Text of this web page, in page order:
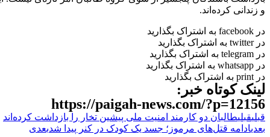
و زندانی کرده‌اند.
در facebook به اشتراک بگذارید
در twitter به اشتراک بگذارید
در telegram به اشتراک بگذارید
در whatsapp به اشتراک بگذارید
در print به اشتراک بگذارید
لینک کوتاه خبر:
https://paigah-news.com/?p=12156
قبلیقبلیطالبان دو کارمند امنیت ملی پیشین تخار را بازداشت کرده‌اند
بعدیادامه قتل‌های مرموز؛ جسد یک کودک در کنر پیدا شدبعدی